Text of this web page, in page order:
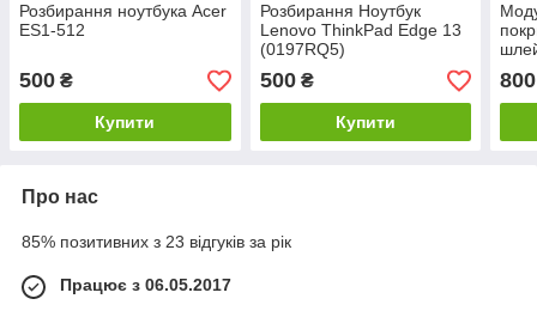
Розбирання ноутбука Acer
ES1-512
500 ₴
Купити
Розбирання Ноутбук
Lenovo ThinkPad Edge 13
(0197RQ5)
500₴
Купити
NY/
800
Про нас
85% позитивних з 23 відгуків за рік
Працює з 06.05.2017